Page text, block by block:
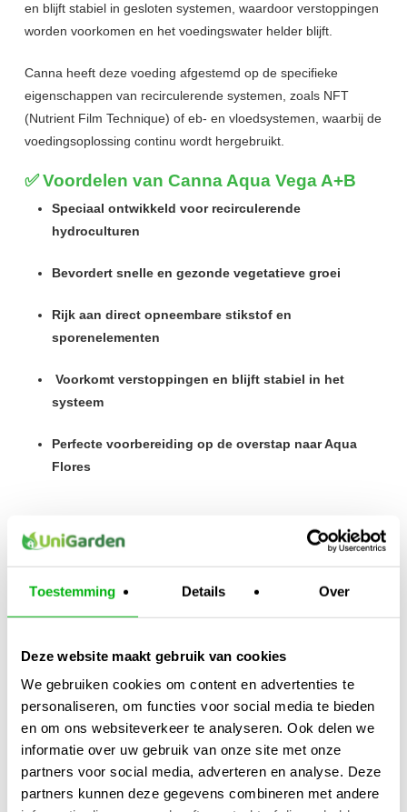
Toestemming Details Over
Deze website maakt gebruik van cookies
We gebruiken cookies om content en advertenties te
personaliseren, om functies voor social media te bieden
en om ons websiteverkeer te analyseren. Ook delen we
informatie over uw gebruik van onze site met onze
partners voor social media, adverteren en analyse. Deze
partners kunnen deze gegevens combineren met andere
en blijft stabiel in gesloten systemen, waardoor verstoppingen
worden voorkomen en het voedingswater helder blijft.
Canna heeft deze voeding afgestemd op de specifieke
eigenschappen van recirculerende systemen, zoals NFT
(Nutrient Film Technique) of eb- en vloedsystemen, waarbij de
voedingsoplossing continu wordt hergebruikt.
✅Voordelen van Canna Aqua Vega A+B
Speciaal ontwikkeld voor recirculerende
hydroculturen
Bevordert snelle en gezonde vegetatieve groei
Rijk aan direct opneembare stikstof en
sporenelementen
Voorkomt verstoppingen en blijft stabiel in het
systeem
Perfecte voorbereiding op de overstap naar Aqua
Flores
Toepassing:Gebruik Aqua Vega A en B altijd in gelijke delen.
Kijk ook naar:https://unigarden.nl/product-
Extra productinformatie
Gewicht
N/B
Afmetingen